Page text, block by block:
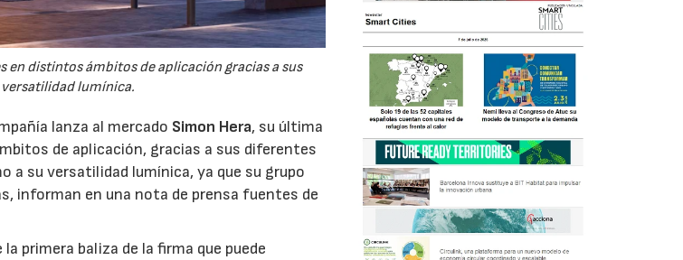
en distintos ámbitos de aplicación gracias a sus
lumínica.
lanza al mercado Simon Hera, su última
de aplicación, gracias a sus diferentes
a su versatilidad lumínica, ya que su grupo
informan en una nota de prensa fuentes de
primera baliza de la firma que puede